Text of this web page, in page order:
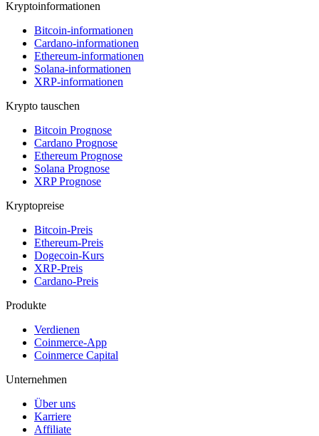
Kryptoinformationen
Bitcoin-informationen
Cardano-informationen
Ethereum-informationen
Solana-informationen
XRP-informationen
Krypto tauschen
Bitcoin Prognose
Cardano Prognose
Ethereum Prognose
Solana Prognose
XRP Prognose
Kryptopreise
Bitcoin-Preis
Ethereum-Preis
Dogecoin-Kurs
XRP-Preis
Cardano-Preis
Produkte
Verdienen
Coinmerce-App
Coinmerce Capital
Unternehmen
Über uns
Karriere
Affiliate